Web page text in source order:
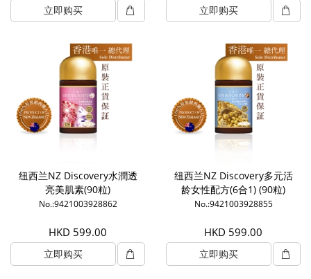
立即购买 立即购买
纽西兰NZ Discovery水潤透
亮美肌素(90粒)
No.:9421003928862
HKD 599.00
立即购买
纽西兰NZ Discovery多元活
龄女性配方(6合1) (90粒)
No.:9421003928855
HKD 599.00
立即购买